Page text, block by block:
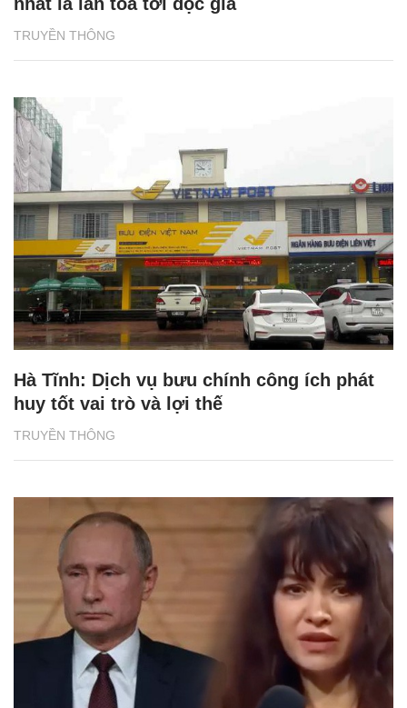
TRUYỀN THÔNG
TRUYỀN THÔNG
Hà Tĩnh: Dịch vụ bưu chính công ích phát
huy tốt vai trò và lợi thế